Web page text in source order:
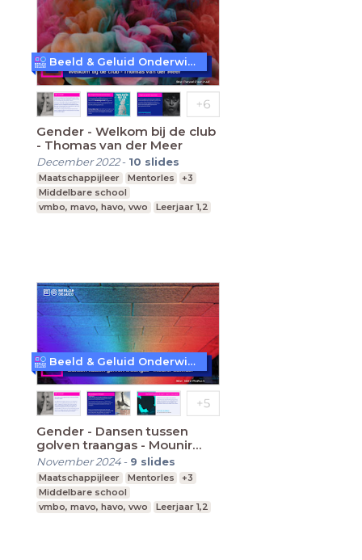
Gender - Welkom bij de club
- Thomas van der Meer
December 2022- 10 slides
Maatschappijleer Mentorles
+3
Middelbare school
vmbo, mavo, havo, vwo
Leerjaar 1,2
Beeld & Geluid Onderwijs
Gender - Dansen tussen
golven traangas - Mounir
Samuel
November 2024- 9 slides
Maatschappijleer Mentorles
+3
Middelbare school
vmbo, mavo, havo, vwo
Leerjaar 1,2
Beeld & Geluid Onderwijs